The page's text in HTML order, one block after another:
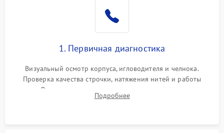
1. Первичная диагностика
Визуальный осмотр корпуса, игловодителя и челнока.
Проверка качества строчки, натяжения нитей и работы
педали. Выявление посторонних стуков, пропусков стежков,
обрывов нити или заклинивания механизмов на тестовом
Подробнее